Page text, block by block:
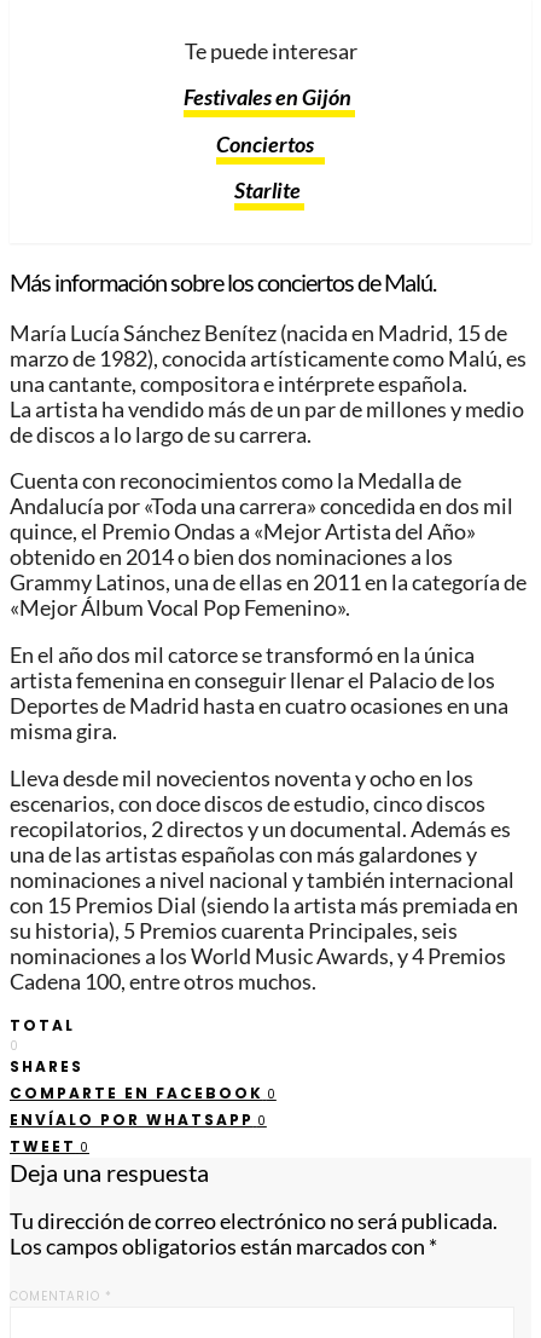
Te puede interesar
Festivales en Gijón
Conciertos
Starlite
Más información sobre los conciertos de Malú.
María Lucía Sánchez Benítez (nacida en Madrid, 15 de
marzo de 1982), conocida artísticamente como Malú, es
una cantante, compositora e intérprete española.
La artista ha vendido más de un par de millones y medio
de discos a lo largo de su carrera.
Cuenta con reconocimientos como la Medalla de
Andalucía por «Toda una carrera» concedida en dos mil
quince, el Premio Ondas a «Mejor Artista del Año»
obtenido en 2014 o bien dos nominaciones a los
Grammy Latinos, una de ellas en 2011 en la categoría de
«Mejor Álbum Vocal Pop Femenino».
En el año dos mil catorce se transformó en la única
artista femenina en conseguir llenar el Palacio de los
Deportes de Madrid hasta en cuatro ocasiones en una
misma gira.
Lleva desde mil novecientos noventa y ocho en los
escenarios, con doce discos de estudio, cinco discos
recopilatorios, 2 directos y un documental. Además es
una de las artistas españolas con más galardones y
nominaciones a nivel nacional y también internacional
con 15 Premios Dial (siendo la artista más premiada en
su historia), 5 Premios cuarenta Principales, seis
nominaciones a los World Music Awards, y 4 Premios
Cadena 100, entre otros muchos.
TOTAL
0
SHARES
COMPARTE EN FACEBOOK 0
ENVÍALO POR WHATSAPP 0
TWEET 0
Deja una respuesta
Tu dirección de correo electrónico no será publicada.
Los campos obligatorios están marcados con *
COMENTARIO *